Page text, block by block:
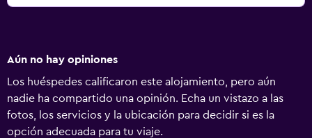
Aún no hay opiniones
Los huéspedes calificaron este alojamiento, pero aún
nadie ha compartido una opinión. Echa un vistazo a las
fotos, los servicios y la ubicación para decidir si es la
opción adecuada para tu viaje.